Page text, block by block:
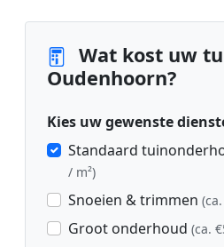
Wat kost uw
Oudenhoorn?
Kies uw gewenste
Standaard
/ m²)
Snoeien & trimmen
Groot onderhoud (ca.